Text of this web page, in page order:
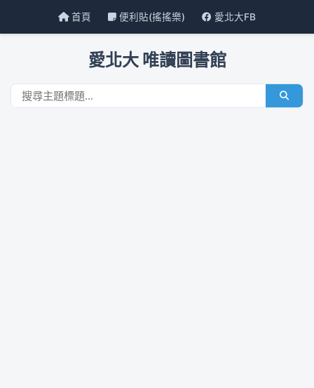
首頁 便利貼(搖搖樂) 愛北大FB
愛北大 唯讀圖書館